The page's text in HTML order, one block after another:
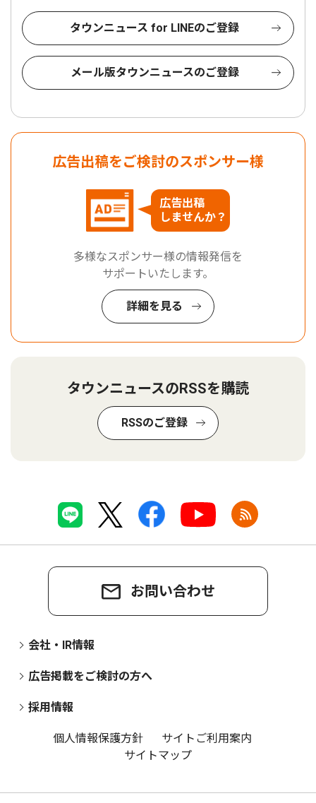
タウンニュース for LINEのご登録
メール版タウンニュースのご登録
広告出稿をご検討のスポンサー様
広告出稿
しませんか？
多様なスポンサー様の情報発信を
サポートいたします。
詳細を見る
タウンニュースのRSSを購読
RSSのご登録
お問い合わせ
会社・IR情報
広告掲載をご検討の方へ
採用情報
個人情報保護方針
サイトご利用案内
サイトマップ